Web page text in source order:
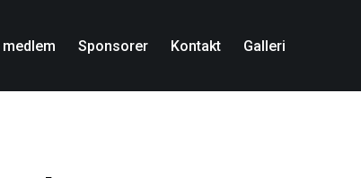
medlem Sponsorer Kontakt Galleri